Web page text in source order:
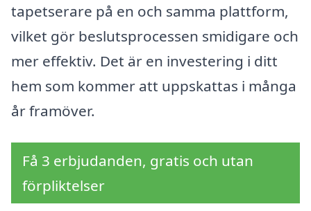
tapetserare på en och samma plattform,
vilket gör beslutsprocessen smidigare och
mer effektiv. Det är en investering i ditt
hem som kommer att uppskattas i många
år framöver.
Få 3 erbjudanden, gratis och utan
förpliktelser